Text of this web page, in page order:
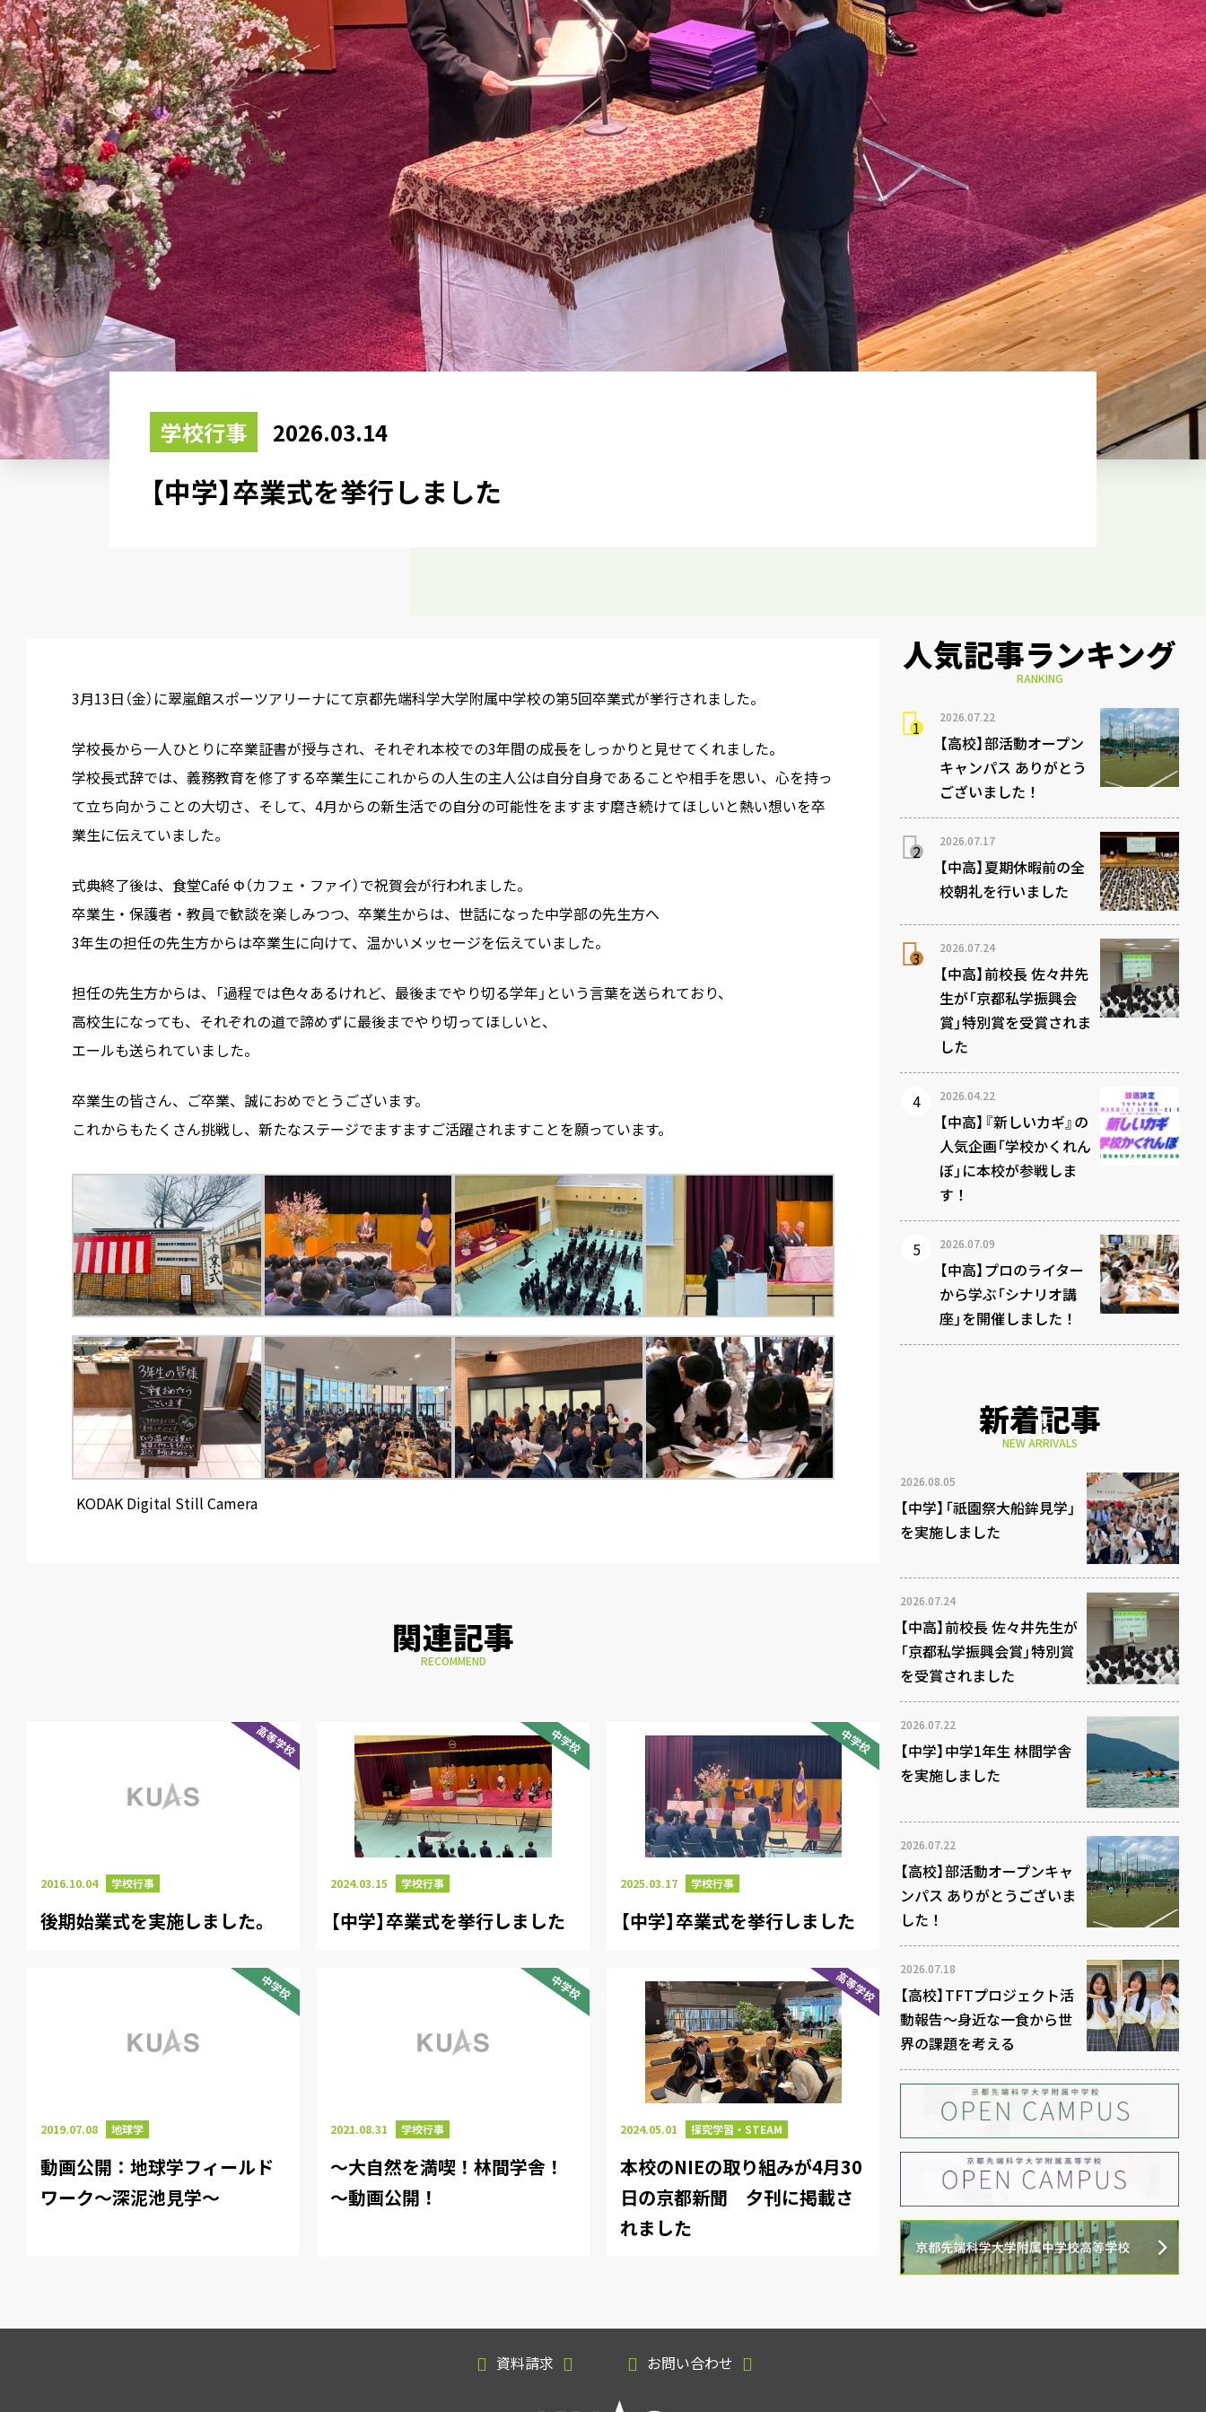
学校行事 2026.03.14
【中学】卒業式を挙行しました
3月13日（金）に翠嵐館スポーツアリーナにて京都先端科学大学附属中学校の第5回卒業式が挙行されました。
学校長から一人ひとりに卒業証書が授与され、それぞれ本校での3年間の成長をしっかりと見せてくれました。
学校長式辞では、義務教育を修了する卒業生にこれからの人生の主人公は自分自身であることや相手を思い、心を持っ
て立ち向かうことの大切さ、そして、4月からの新生活での自分の可能性をますます磨き続けてほしいと熱い想いを卒
業生に伝えていました。
式典終了後は、食堂Café Φ（カフェ・ファイ）で祝賀会が行われました。
卒業生・保護者・教員で歓談を楽しみつつ、卒業生からは、世話になった中学部の先生方へ
3年生の担任の先生方からは卒業生に向けて、温かいメッセージを伝えていました。
担任の先生方からは、「過程では色々あるけれど、最後までやり切る学年」という言葉を送られており、
高校生になっても、それぞれの道で諦めずに最後までやり切ってほしいと、
エールも送られていました。
卒業生の皆さん、ご卒業、誠におめでとうございます。
これからもたくさん挑戦し、新たなステージでますますご活躍されますことを願っています。
KODAK Digital Still Camera
関連記事
RECOMMEND
高等学校
2016.10.04 学校行事
後期始業式を実施しました。
中学校
2024.03.15 学校行事
【中学】卒業式を挙行しました
中学校
2025.03.17 学校行事
【中学】卒業式を挙行しました
中学校
2019.07.08 地球学
動画公開：地球学フィールド
ワーク～深泥池見学～
中学校
2021.08.31 学校行事
～大自然を満喫！林間学舎！
～動画公開！
高等学校
2024.05.01 探究学習・STEAM
本校のNIEの取り組みが4月30
日の京都新聞 夕刊に掲載さ
れました
人気記事ランキング
RANKING
2026.07.22
【高校】部活動オープン
キャンパス ありがとう
ございました！
2026.07.17
【中高】夏期休暇前の全
校朝礼を行いました
2026.07.24
【中高】前校長 佐々井先
生が「京都私学振興会
賞」特別賞を受賞されま
した
2026.04.22
【中高】『新しいカギ』の
人気企画「学校かくれん
ぼ」に本校が参戦しま
す！
2026.07.09
【中高】プロのライター
から学ぶ「シナリオ講
座」を開催しました！
新着記事
NEW ARRIVALS
2026.08.05
【中学】「祇園祭大船鉾見学」
を実施しました
2026.07.24
【中高】前校長 佐々井先生が
「京都私学振興会賞」特別賞
を受賞されました
2026.07.22
【中学】中学1年生 林間学舎
を実施しました
2026.07.22
【高校】部活動オープンキャ
ンパス ありがとうございま
した！
2026.07.18
【高校】TFTプロジェクト活
動報告～身近な一食から世
界の課題を考える
資料請求 お問い合わせ